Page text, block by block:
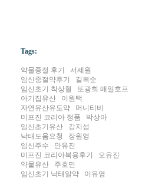
Tags:
약물중절 후기
서세원
임신중절약후기
길복순
임신초기 착상혈
또광희 매일호프
아기집유산
이원택
자연유산유도약
머니티비
미프진 코리아 정품
박상아
임신초기유산
강지섭
낙태도움요청
장원영
임신주수
안유진
미프진 코리아복용후기
오유진
약물유산
주호민
임신초기 낙태알약
이유영